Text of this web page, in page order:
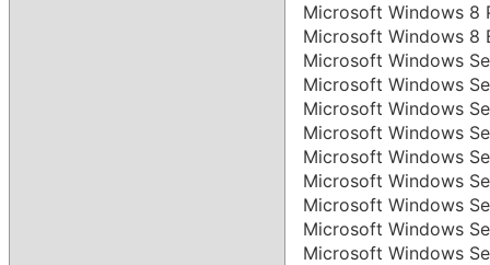
Microsoft Windows 8
Microsoft Windows 8
Microsoft Windows
Microsoft Windows
Microsoft Windows
Microsoft Windows
Microsoft Windows
Microsoft Windows
Microsoft Windows
Microsoft Windows
Microsoft Windows